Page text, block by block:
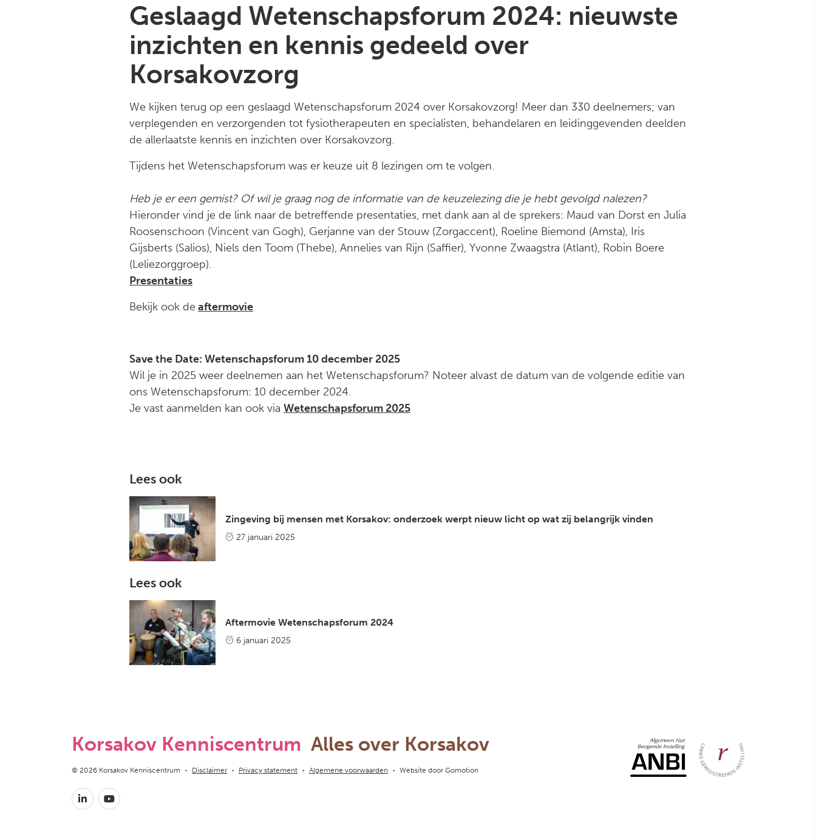
Geslaagd Wetenschapsforum 2024: nieuwste
inzichten en kennis gedeeld over
Korsakovzorg
We kijken terug op een geslaagd Wetenschapsforum 2024 over Korsakovzorg! Meer dan 330 deelnemers; van
verplegenden en verzorgenden tot fysiotherapeuten en specialisten, behandelaren en leidinggevenden deelden
de allerlaatste kennis en inzichten over Korsakovzorg.
Tijdens het Wetenschapsforum was er keuze uit 8 lezingen om te volgen.
Heb je er een gemist? Of wil je graag nog de informatie van de keuzelezing die je hebt gevolgd nalezen?
Hieronder vind je de link naar de betreffende presentaties, met dank aan al de sprekers: Maud van Dorst en Julia
Roosenschoon (Vincent van Gogh), Gerjanne van der Stouw (Zorgaccent), Roeline Biemond (Amsta), Iris
Gijsberts (Salios), Niels den Toom (Thebe), Annelies van Rijn (Saffier), Yvonne Zwaagstra (Atlant), Robin Boere
(Leliezorggroep).
Presentaties
Bekijk ook de aftermovie
Save the Date: Wetenschapsforum 10 december 2025
Wil je in 2025 weer deelnemen aan het Wetenschapsforum? Noteer alvast de datum van de volgende editie van
ons Wetenschapsforum: 10 december 2024.
Je vast aanmelden kan ook via Wetenschapsforum 2025
Lees ook
Zingeving bij mensen met Korsakov: onderzoek werpt nieuw licht op wat zij belangrijk vinden
27 januari 2025
Lees ook
Aftermovie Wetenschapsforum 2024
6 januari 2025
Korsakov Kenniscentrum Alles over Korsakov
Copyright navigation
© 2026 Korsakov Kenniscentrum Disclaimer Privacy statement Algemene voorwaarden Website door Gomotion